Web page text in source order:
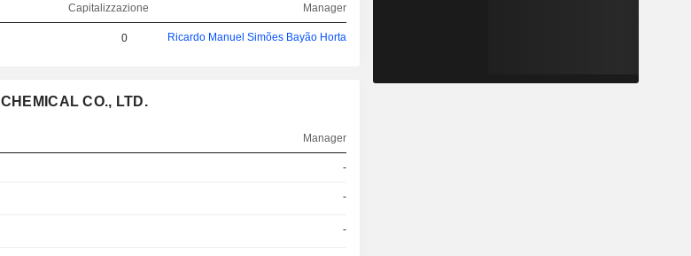
Capitalizzazione Manager
0 Ricardo Manuel Simões Bayão Horta
CO., LTD.
Manager
-
-
-